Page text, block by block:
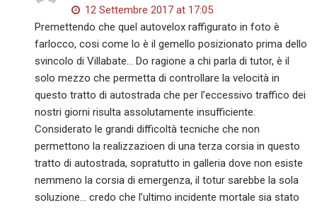
12 Settembre 2017 at 17:05
Premettendo che quel autovelox raffigurato in foto è
farlocco, cosi come lo è il gemello posizionato prima dello
svincolo di Villabate… Do ragione a chi parla di tutor, è il
solo mezzo che permetta di controllare la velocità in
questo tratto di autostrada che per l’eccessivo traffico dei
nostri giorni risulta assolutamente insufficiente.
Considerato le grandi difficoltà tecniche che non
permettono la realizzazioen di una terza corsia in questo
tratto di autostrada, sopratutto in galleria dove non esiste
nemmeno la corsia di emergenza, il totur sarebbe la sola
soluzione… credo che l’ultimo incidente mortale sia stato